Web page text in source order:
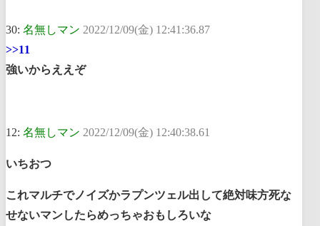
30: 名無しマン 2022/12/09(金) 12:41:36.87
>>11
強いからええぞ
12: 名無しマン 2022/12/09(金) 12:40:38.61
いちおつ
これマルチでノイズかラプンツェル出して絶対味方死な
せないマンしたらめっちゃおもしろいな